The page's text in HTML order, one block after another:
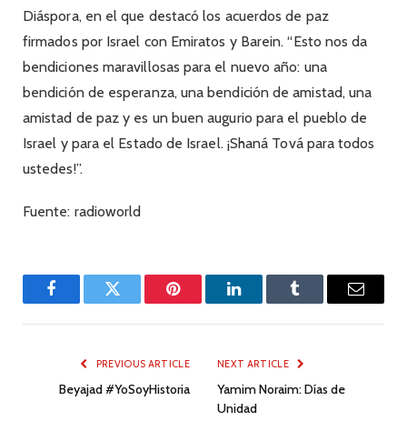
Diáspora, en el que destacó los acuerdos de paz
firmados por Israel con Emiratos y Barein. “Esto nos da
bendiciones maravillosas para el nuevo año: una
bendición de esperanza, una bendición de amistad, una
amistad de paz y es un buen augurio para el pueblo de
Israel y para el Estado de Israel. ¡Shaná Tová para todos
ustedes!”.
Fuente: radioworld
FacebookTwitter Pinterest LinkedInTumblr Email
PREVIOUS ARTICLE
Beyajad #YoSoyHistoria
NEXT ARTICLE
Yamim Noraim: Días de
Unidad